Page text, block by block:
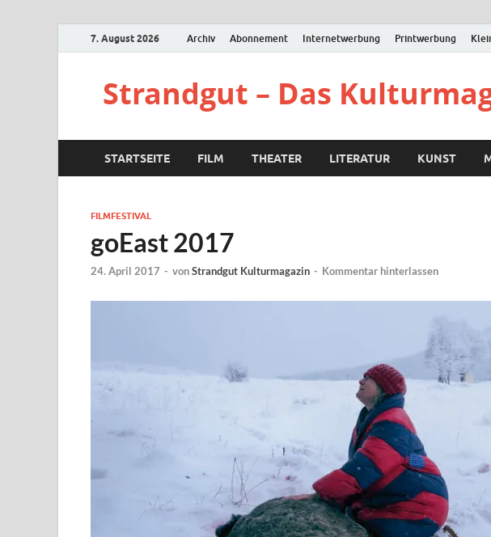
7. August 2026 Archiv Abonnement Internetwerbung Printwerbung
Strandgut – Das
STARTSEITE FILM THEATER LITERATUR KUNST
FILMFESTIVAL
goEast 2017
24. April 2017 - vonStrandgut Kulturmagazin - Kommentar hinterlassen